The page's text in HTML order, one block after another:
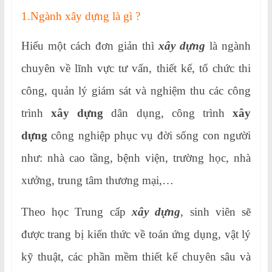
1.Ngành xây dựng là gì ?
Hiểu một cách đơn giản thìxây dựng là ngành
chuyên về lĩnh vực tư vấn, thiết kế, tổ chức thi
công, quản lý giám sát và nghiệm thu các công
trình xây dựng dân dụng, công trìnhxây
dựng công nghiệp phục vụ đời sống con người
như: nhà cao tầng, bệnh viện, trường học, nhà
xưởng, trung tâm thương mại,…
Theo học Trung cấp xây dựng, sinh viên sẽ
được trang bị kiến thức về toán ứng dụng, vật lý
kỹ thuật, các phần mềm thiết kế chuyên sâu và